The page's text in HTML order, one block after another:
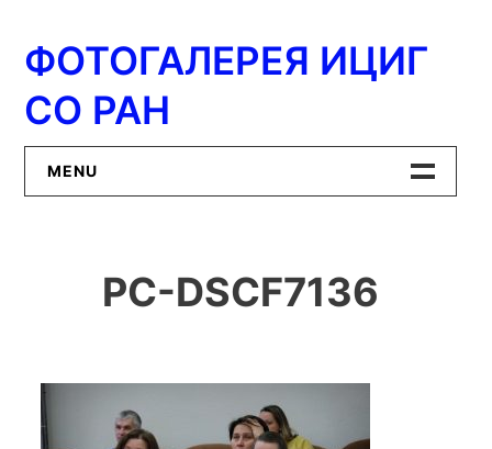
содержимому
ФОТОГАЛЕРЕЯ ИЦИГ
СО РАН
MENU
ИЦиГ СО РАН
PC-DSCF7136